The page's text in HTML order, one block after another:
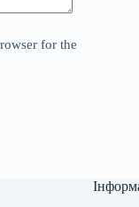
for the